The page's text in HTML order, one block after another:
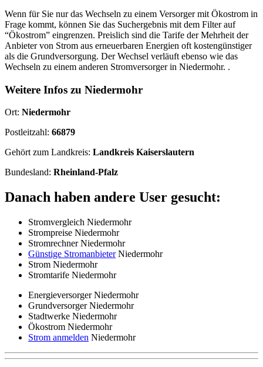
Wenn für Sie nur das Wechseln zu einem Versorger mit Ökostrom in
Frage kommt, können Sie das Suchergebnis mit dem Filter auf
“Ökostrom” eingrenzen. Preislich sind die Tarife der Mehrheit der
Anbieter von Strom aus erneuerbaren Energien oft kostengünstiger
als die Grundversorgung. Der Wechsel verläuft ebenso wie das
Wechseln zu einem anderen Stromversorger in Niedermohr. .
Weitere Infos zu Niedermohr
Ort: Niedermohr
Postleitzahl: 66879
Gehört zum Landkreis: Landkreis Kaiserslautern
Bundesland: Rheinland-Pfalz
Danach haben andere User gesucht:
Stromvergleich Niedermohr
Strompreise Niedermohr
Stromrechner Niedermohr
Günstige StromanbieterNiedermohr
Strom Niedermohr
Stromtarife Niedermohr
Energieversorger Niedermohr
Grundversorger Niedermohr
Stadtwerke Niedermohr
Ökostrom Niedermohr
Strom anmelden Niedermohr